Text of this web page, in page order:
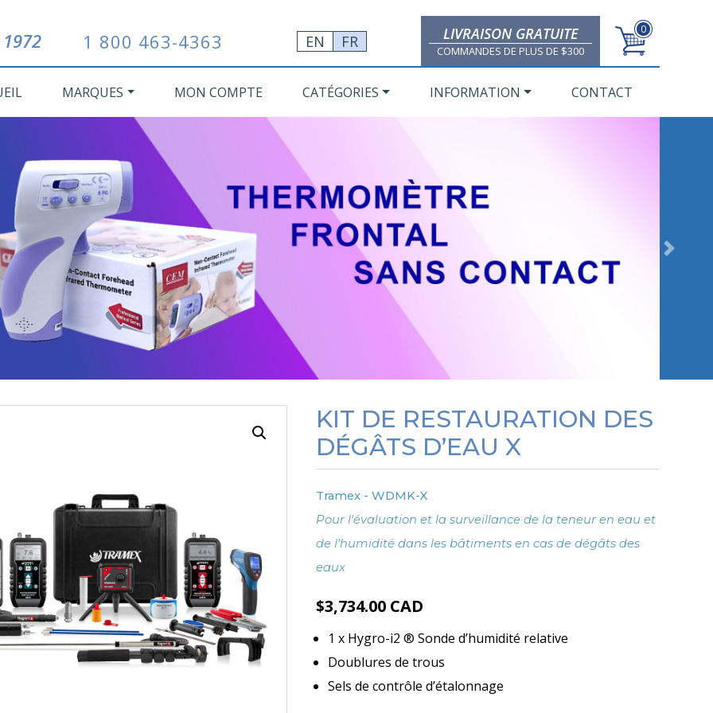
1 800 463-4363 EN FR LIVRAISON GRATUITE
COMMANDES DE PLUS DE $300
0
MARQUES MON COMPTE CATÉGORIES INFORMATION CONTACT
Next
KIT DE RESTAURATION DES
DÉGÂTS D’EAU X
Tramex - WDMK-X
Pour l'évaluation et la surveillance de la teneur en eau et
de l'humidité dans les bâtiments en cas de dégâts des
eaux
$3,734.00 CAD
1 x Hygro-i2 ® Sonde d’humidité relative
Doublures de trous
Sels de contrôle d’étalonnage